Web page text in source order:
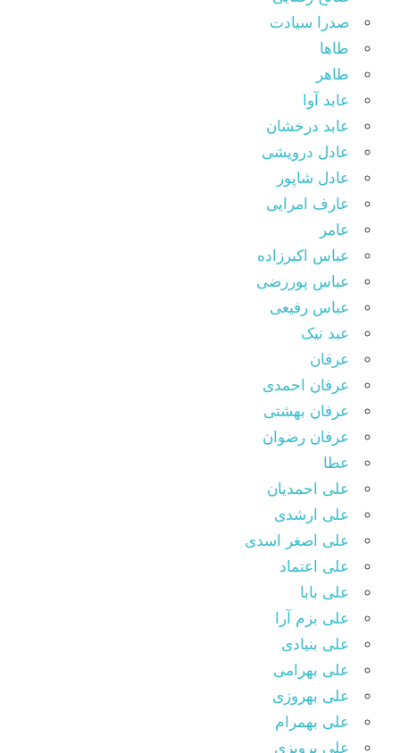
صدرا سیادت
طاها
طاهر
عابد آوا
عابد درخشان
عادل درویشی
عادل شاپور
عارف امرایی
عامر
عباس اکبرزاده
عباس پوررضی
عباس رفیعی
عبد نیک
عرفان
عرفان احمدی
عرفان بهشتی
عرفان رضوان
عطا
علی احمدیان
علی ارشدی
علی اصغر اسدی
علی اعتماد
علی بابا
علی بزم آرا
علی بنیادی
علی بهرامی
علی بهروزی
علی بهمرام
علی پرویزی